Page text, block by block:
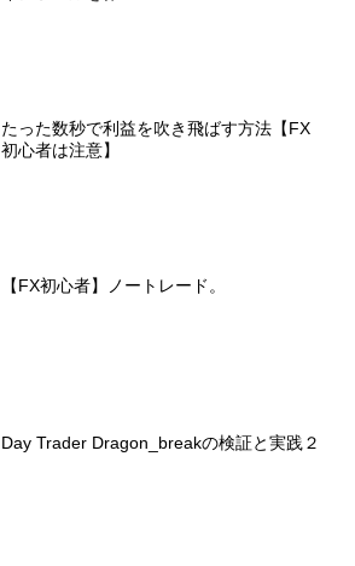
たった数秒で利益を吹き飛ばす方法【FX
初心者は注意】
【FX初心者】ノートレード。
Day Trader Dragon_breakの検証と実践２